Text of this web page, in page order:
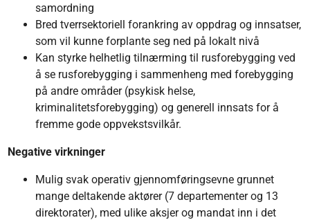
samordning
Bred tverrsektoriell forankring av oppdrag og innsatser,
som vil kunne forplante seg ned på lokalt nivå
Kan styrke helhetlig tilnærming til rusforebygging ved
å se rusforebygging i sammenheng med forebygging
på andre områder (psykisk helse,
kriminalitetsforebygging) og generell innsats for å
fremme gode oppvekstsvilkår.
Negative virkninger
Mulig svak operativ gjennomføringsevne grunnet
mange deltakende aktører (7 departementer og 13
direktorater), med ulike aksjer og mandat inn i det